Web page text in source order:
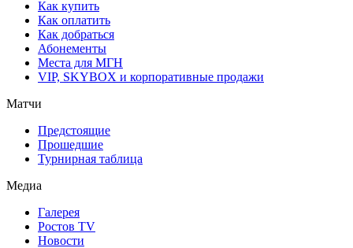
Как купить
Как оплатить
Как добраться
Абонементы
Места для МГН
VIP, SKYBOX и корпоративные продажи
Матчи
Предстоящие
Прошедшие
Турнирная таблица
Медиа
Галерея
Ростов TV
Новости